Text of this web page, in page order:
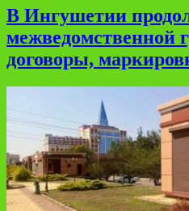
В Ингушетии
межведомственной
договоры,